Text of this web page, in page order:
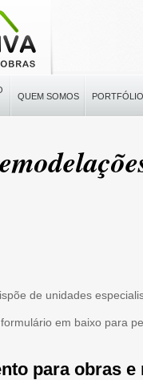
QUEM SOMOS PORTFÓLIO
de unidades
em baixo para
para obras